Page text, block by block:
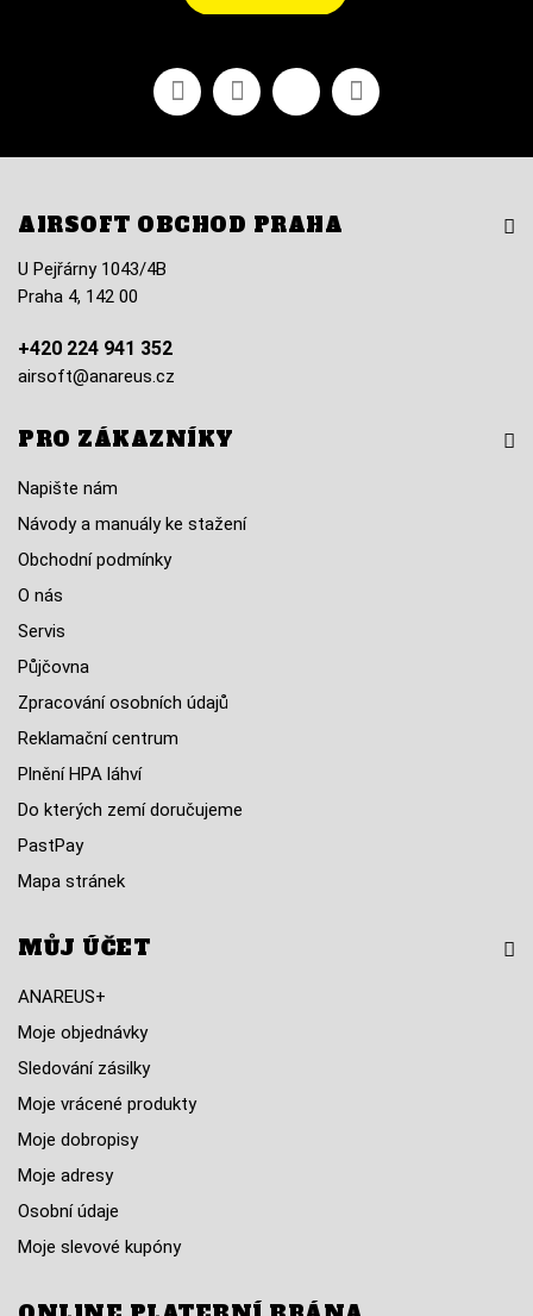
FacebookYouTubeVimeo Instagram
AIRSOFT OBCHOD PRAHA
U Pejřárny 1043/4B
Praha 4, 142 00
+420 224 941 352
airsoft@anareus.cz
PRO ZÁKAZNÍKY
Napište nám
Návody a manuály ke stažení
Obchodní podmínky
O nás
Servis
Půjčovna
Zpracování osobních údajů
Reklamační centrum
Plnění HPA láhví
Do kterých zemí doručujeme
PastPay
Mapa stránek
MŮJ ÚČET
ANAREUS+
Moje objednávky
Sledování zásilky
Moje vrácené produkty
Moje dobropisy
Moje adresy
Osobní údaje
Moje slevové kupóny